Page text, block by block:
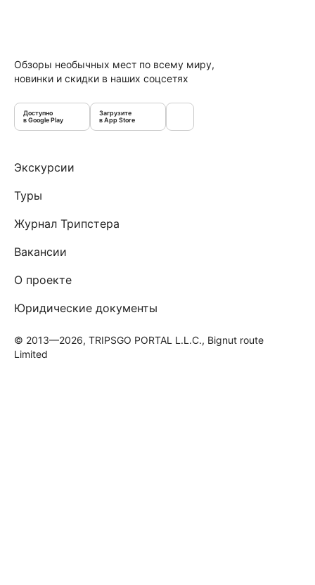
Обзоры необычных мест по всему миру,
новинки и скидки в наших соцсетях
Доступно
в Google Play
Загрузите
в App Store
Экскурсии
Туры
Журнал Трипстера
Вакансии
О проекте
Юридические документы
© 2013—2026, TRIPSGO PORTAL L.L.C., Bignut route
Limited